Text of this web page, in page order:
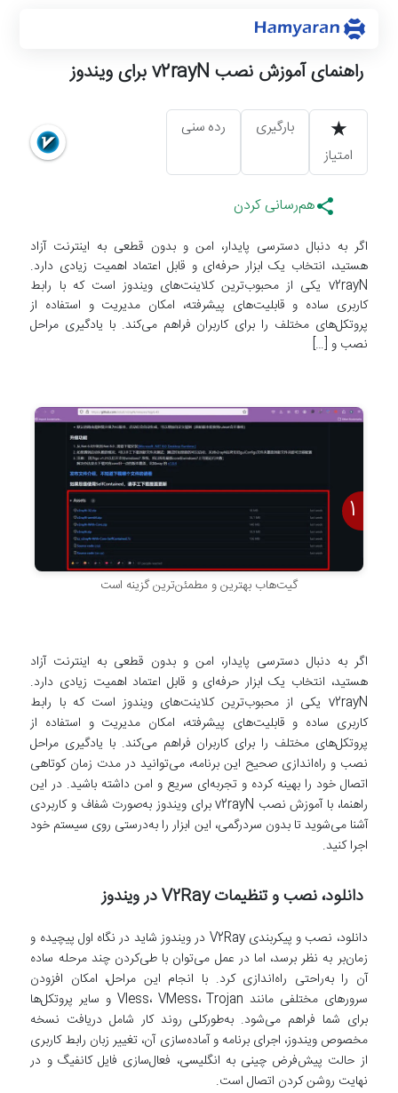
راهنمای آموزش نصب v2rayN برای ویندوز
★
امتیاز
بارگیری رده‌ سنی
هم‌رسانی کردن
اگر به دنبال دسترسی پایدار، امن و بدون قطعی به اینترنت آزاد
هستید، انتخاب یک ابزار حرفه‌ای و قابل اعتماد اهمیت زیادی دارد.
v2rayN یکی از محبوب‌ترین کلاینت‌های ویندوز است که با رابط
کاربری ساده و قابلیت‌های پیشرفته، امکان مدیریت و استفاده از
پروتکل‌های مختلف را برای کاربران فراهم می‌کند. با یادگیری مراحل
نصب و […]
1
گیت‌هاب بهترین و مطمئن‌ترین گزینه است
اگر به دنبال دسترسی پایدار، امن و بدون قطعی به اینترنت آزاد
هستید، انتخاب یک ابزار حرفه‌ای و قابل اعتماد اهمیت زیادی دارد.
v2rayN یکی از محبوب‌ترین کلاینت‌های ویندوز است که با رابط
کاربری ساده و قابلیت‌های پیشرفته، امکان مدیریت و استفاده از
پروتکل‌های مختلف را برای کاربران فراهم می‌کند. با یادگیری مراحل
نصب و راه‌اندازی صحیح این برنامه، می‌توانید در مدت زمان کوتاهی
اتصال خود را بهینه کرده و تجربه‌ای سریع و امن داشته باشید. در این
راهنما، با آموزش نصب v2rayN برای ویندوز به‌صورت شفاف و کاربردی
آشنا می‌شوید تا بدون سردرگمی، این ابزار را به‌درستی روی سیستم خود
اجرا کنید.
دانلود، نصب و تنظیمات V2Ray در ویندوز
دانلود، نصب و پیکربندی V2Ray در ویندوز شاید در نگاه اول پیچیده و
زمان‌بر به نظر برسد، اما در عمل می‌توان با طی‌کردن چند مرحله ساده
آن را به‌راحتی راه‌اندازی کرد. با انجام این مراحل، امکان افزودن
سرورهای مختلفی مانند Vless، VMess، Trojan و سایر پروتکل‌ها
برای شما فراهم می‌شود. به‌طورکلی روند کار شامل دریافت نسخه
مخصوص ویندوز، اجرای برنامه و آماده‌سازی آن، تغییر زبان رابط کاربری
از حالت پیش‌فرض چینی به انگلیسی، فعال‌سازی فایل کانفیگ و در
نهایت روشن کردن اتصال است.